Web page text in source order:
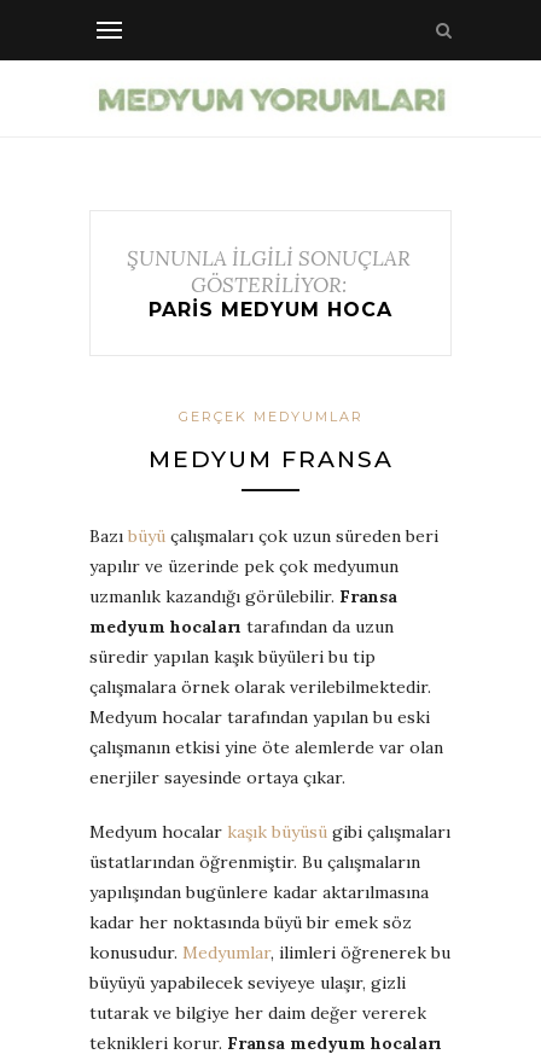
ŞUNUNLA İLGİLİ SONUÇLAR
GÖSTERİLİYOR:
PARIS MEDYUM HOCA
GERÇEK MEDYUMLAR
MEDYUM FRANSA
Bazı büyü çalışmaları çok uzun süreden beri
yapılır ve üzerinde pek çok medyumun
uzmanlık kazandığı görülebilir. Fransa
medyum hocaları tarafından da uzun
süredir yapılan kaşık büyüleri bu tip
çalışmalara örnek olarak verilebilmektedir.
Medyum hocalar tarafından yapılan bu eski
çalışmanın etkisi yine öte alemlerde var olan
enerjiler sayesinde ortaya çıkar.
Medyum hocalar kaşık büyüsü gibi çalışmaları
üstatlarından öğrenmiştir. Bu çalışmaların
yapılışından bugünlere kadar aktarılmasına
kadar her noktasında büyü bir emek söz
konusudur. Medyumlar, ilimleri öğrenerek bu
büyüyü yapabilecek seviyeye ulaşır, gizli
tutarak ve bilgiye her daim değer vererek
teknikleri korur. Fransa medyum hocaları